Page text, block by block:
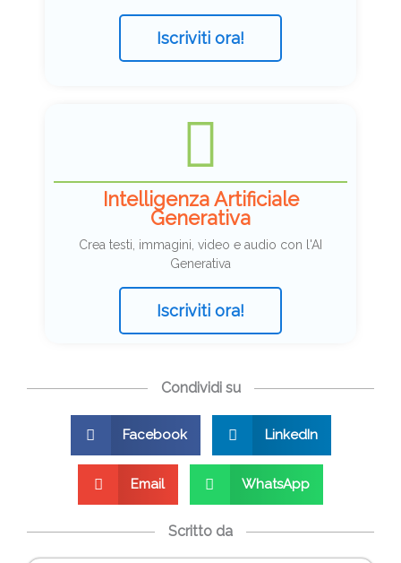
Iscriviti ora!
Intelligenza Artificiale
Generativa
Crea testi, immagini, video e audio con l'AI
Generativa
Iscriviti ora!
Condividi su
Facebook LinkedIn
Email WhatsApp
Scritto da